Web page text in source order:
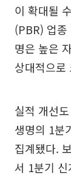
이 확대될
(PBR) 업종
명은 높은
상대적으로
실적 개선
생명의 1분
집계됐다.
서 1분기